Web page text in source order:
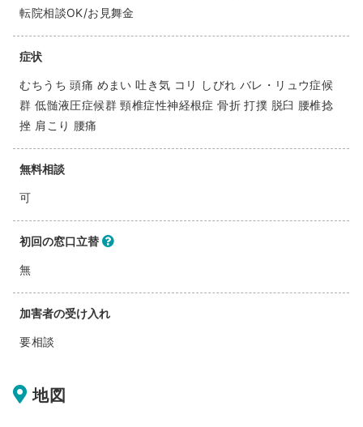
転院相談OK/お見舞金
症状
むちうち 頭痛 めまい 吐き気 コリ しびれ バレ・リュウ症候
群 低髄液圧症候群 頸椎症性神経根症 骨折 打撲 脱臼 腰椎捻
挫 肩こり 腰痛
無料相談
可
初回の窓口立替
無
加害者の受け入れ
要相談
地図